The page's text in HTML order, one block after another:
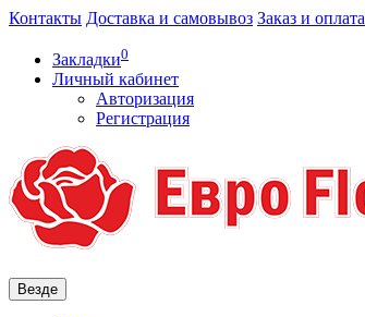
Контакты Доставка и самовывоз Заказ и оплата
Закладки0
Личный кабинет
Авторизация
Регистрация
Везде